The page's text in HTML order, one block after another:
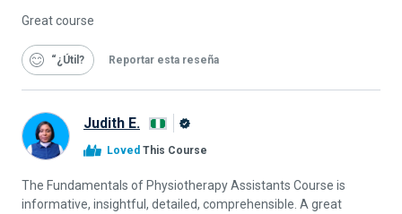
Great course
“¿Útil Reportar esta reseña
Judith E.
Alison
Loved This Course
The Fundamentals of Physiotherapy Assistants Course is
informative, insightful, detailed, comprehensible. A great